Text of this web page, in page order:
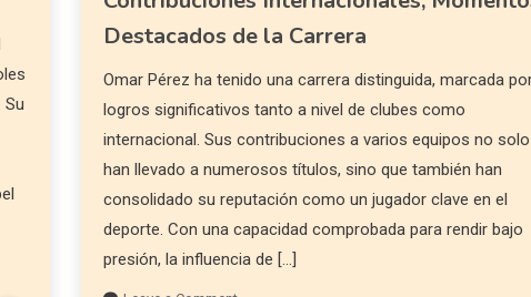
Destacados de la Carrera
Omar Pérez ha tenido una carrera distinguida, marcada
logros significativos tanto a nivel de clubes como
internacional. Sus contribuciones a varios equipos no solo
han llevado a numerosos títulos, sino que también han
consolidado su reputación como un jugador clave en el
deporte. Con una capacidad comprobada para rendir bajo
presión, la influencia de […]